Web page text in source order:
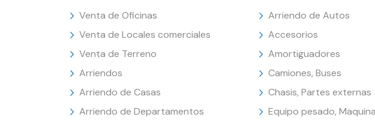
Venta de Oficinas
Venta de Locales comerciales
Venta de Terreno
Arriendos
Arriendo de Casas
Arriendo de Departamentos
Arriendo de Autos
Accesorios
Amortiguadores
Camiones, Buses
Chasis, Partes externas
Equipo pesado,